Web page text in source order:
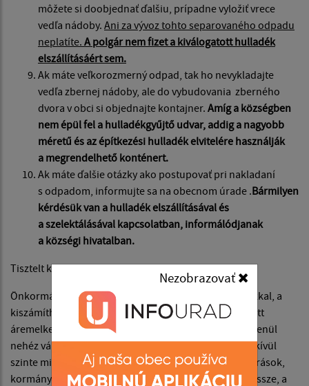
Nezobrazovať
môžete si doobjednať ďalšiu, prípadne vyložiť vrece
vedľa nádoby. Ani za vývoz tohto separovaného odpadu
neplatíte. A polgár nem fizet a kiválogatott hulladék
elszállításáért sem.
Ak máte veľkorozmerný odpad, tak ho nevykladajte
vedľa zbernej nádoby, ale do vybudovania zberného
dvora v obci si objednajte kontajner. Amíg a községben
nem épül fel a hulladékgyűjtő udvar, addig a nagyobb
méretű és az építkezési hulladék elvitelére használják
a megrendelhető konténert.
Ak máte ďalšie otázky ako postupovať pri nakladaní
s odpadom, informujte sa na obecnom úrade .Bármilyen
kérdésük van a hulladék elszállításával és
a szelektálásával kapcsolatban, informálódjanak
a községi hivatalban.
Tisztelt kiskövesdi lakosok!
Önkormányzatunk is küzd az elszabadult energiaárakkal, a
kiszámíthatatlan gazdasági környezettel, a fékevesztett
áremelkedéssel. A bizonytalanság rengeteg. „Hihetetlenül
nehéz vállasztási cikluson vagyunk túl. Sáskajáráson kívül
szinte minden volt ebben a 4 évben: világjárvány, lezárások,
kormányzati elvonások, háború. De nem omlottunk össze, a